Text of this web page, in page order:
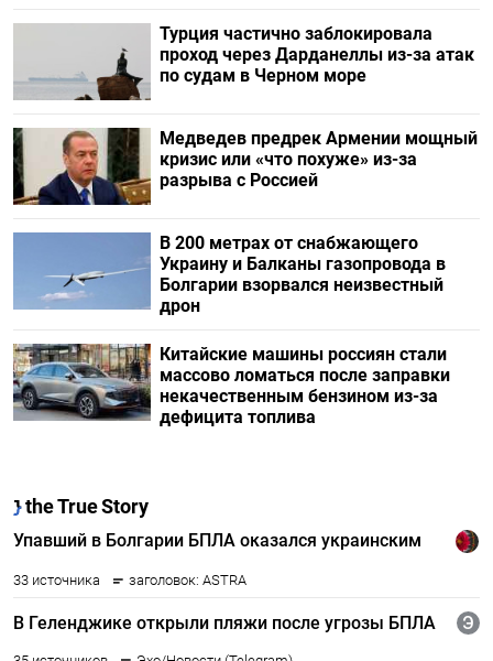
Турция частично заблокировала
проход через Дарданеллы из-за атак
по судам в Черном море
Медведев предрек Армении мощный
кризис или «что похуже» из-за
разрыва с Россией
В 200 метрах от снабжающего
Украину и Балканы газопровода в
Болгарии взорвался неизвестный
дрон
Китайские машины россиян стали
массово ломаться после заправки
некачественным бензином из-за
дефицита топлива